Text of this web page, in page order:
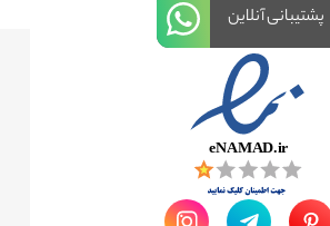
پشتیبانی آنلاین